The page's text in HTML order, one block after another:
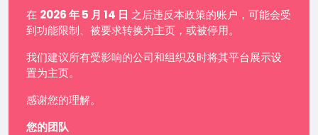
在 2026 年 5 月 14 日 之后违反本政策的账户，可能会受
到功能限制、被要求转换为主页，或被停用。
我们建议所有受影响的公司和组织及时将其平台展示设
置为主页。
感谢您的理解。
您的团队